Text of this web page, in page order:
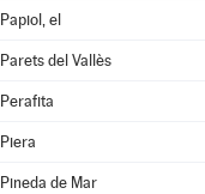
Papiol, el
Parets del Vallès
Perafita
Piera
Pineda de Mar